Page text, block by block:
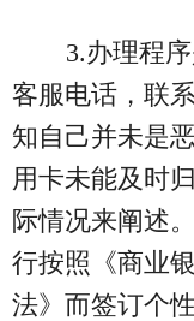
3.办理程
客服电话，联
知自己并未是
用卡未能及时
际情况来阐述
行按照《商业
法》而签订个